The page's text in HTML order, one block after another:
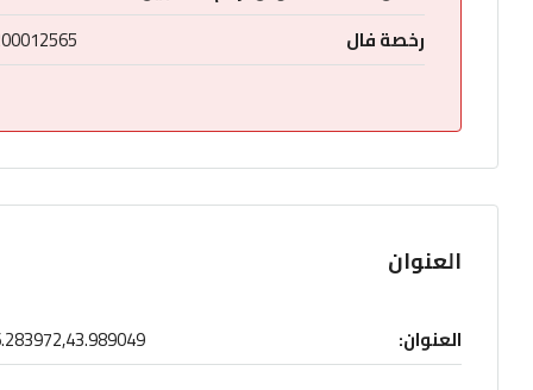
رخصة فال
العنوان
العنوان: